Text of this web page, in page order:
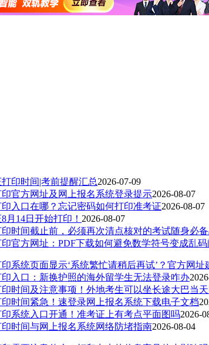
印时间|考前提醒汇总2026-07-09
官方网址及网上报名系统登录提示2026-08-07
入口在哪？忘记密码如何打印准考证2026-08-07
月14日开始打印！ 2026-08-07
时间截止前，必须再次清点核对的考试随身必
官方网址：PDF下载如何避免数学符号变成乱
系统页面显示‘系统繁忙请稍后再试’？官方网址
入口：新换护照的海外留学生无法登录咋办
时间及注意事项！外地考生可以坐长途大巴当
时间紧急！速登录网上报名系统下载电子文档
系统入口开通！准考证上有考点平面图吗2026-
时间与网上报名系统网络防堵指南2026-08-04